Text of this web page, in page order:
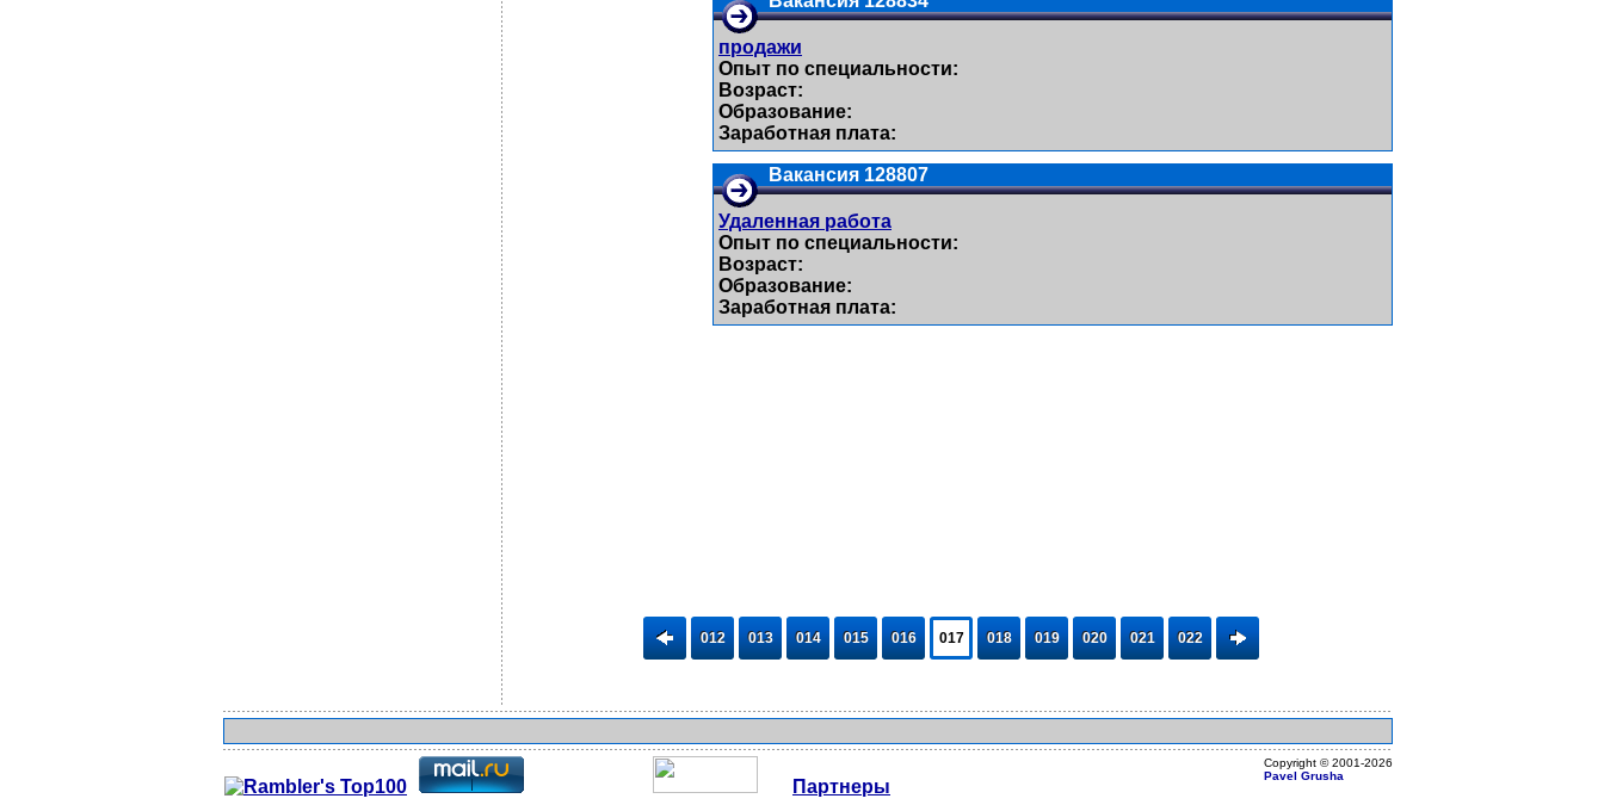
продажи
Опыт по специальности:
Возраст:
Образование:
Заработная плата:
Вакансия 128807
Удаленная работа
Опыт по специальности:
Возраст:
Образование:
Заработная плата:
012 013 014 015 016 017 018 019 020 021 022
Партнеры
Copyright ©2001-2026
Pavel Grusha